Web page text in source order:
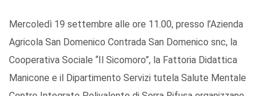
Mercoledì 19 settembre alle ore 11.00, presso l’Azienda
Agricola San Domenico Contrada San Domenico snc, la
Cooperativa Sociale “Il Sicomoro”, la Fattoria Didattica
Manicone e il Dipartimento Servizi tutela Salute Mentale